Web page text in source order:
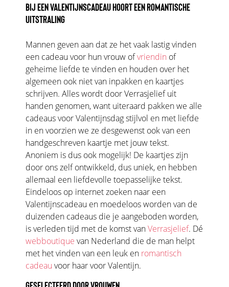
BIJ EEN VALENTIJNSCADEAU HOORT EEN ROMANTISCHE
UITSTRALING
Mannen geven aan dat ze het vaak lastig vinden
een cadeau voor hun vrouw ofvriendin of
geheime liefde te vinden en houden over het
algemeen ook niet van inpakken en kaartjes
schrijven. Alles wordt door Verrasjelief uit
handen genomen, want uiteraard pakken we alle
cadeaus voor Valentijnsdag stijlvol en met liefde
in en voorzien we ze desgewenst ook van een
handgeschreven kaartje met jouw tekst.
Anoniem is dus ook mogelijk! De kaartjes zijn
door ons zelf ontwikkeld, dus uniek, en hebben
allemaal een liefdevolle toepasselijke tekst.
Eindeloos op internet zoeken naar een
Valentijnscadeau en moedeloos worden van de
duizenden cadeaus die je aangeboden worden,
is verleden tijd met de komst vanVerrasjelief. Dé
webboutique van Nederland die de man helpt
met het vinden van een leuk en romantisch
cadeau voor haar voor Valentijn.